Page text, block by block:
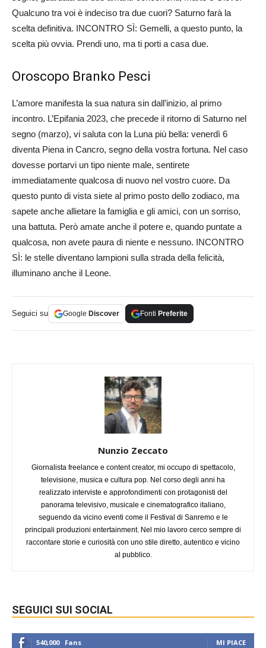
Qualcuno tra voi è indeciso tra due cuori? Saturno farà la
scelta definitiva. INCONTRO SÌ: Gemelli, a questo punto, la
scelta più ovvia. Prendi uno, ma ti porti a casa due.
Oroscopo Branko Pesci
L’amore manifesta la sua natura sin dall’inizio, al primo
incontro. L’Epifania 2023, che precede il ritorno di Saturno nel
segno (marzo), vi saluta con la Luna più bella: venerdì 6
diventa Piena in Cancro, segno della vostra fortuna. Nel caso
dovesse portarvi un tipo niente male, sentirete
immediatamente qualcosa di nuovo nel vostro cuore. Da
questo punto di vista siete al primo posto dello zodiaco, ma
sapete anche allietare la famiglia e gli amici, con un sorriso,
una battuta. Però amate anche il potere e, quando puntate a
qualcosa, non avete paura di niente e nessuno. INCONTRO
SÌ: le stelle diventano lampioni sulla strada della felicità,
illuminano anche il Leone.
Seguici su Google Discover Fonti Preferite
Nunzio Zeccato
Giornalista freelance e content creator, mi occupo di spettacolo,
televisione, musica e cultura pop. Nel corso degli anni ha
realizzato interviste e approfondimenti con protagonisti del
panorama televisivo, musicale e cinematografico italiano,
seguendo da vicino eventi come il Festival di Sanremo e le
principali produzioni entertainment. Nel mio lavoro cerco sempre di
raccontare storie e curiosità con uno stile diretto, autentico e vicino
al pubblico.
SEGUICI SUI SOCIAL
540,000 Fans MI PIACE